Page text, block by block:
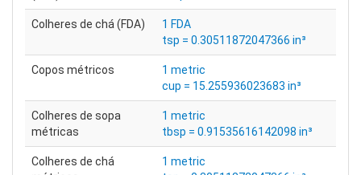
Colheres de chá (FDA)
1 FDA
tsp = 0.30511872047366 in³
Copos métricos
1 metric
cup = 15.255936023683 in³
Colheres de sopa
métricas
1 metric
tbsp = 0.91535616142098 in³
Colheres de chá
1 metric